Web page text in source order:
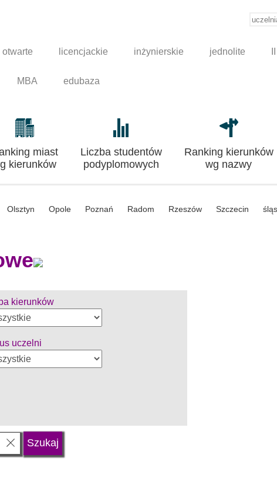
otwarte licencjackie inżynierskie jednolite
MBA edubaza
miast
kierunków
Liczba studentów
podyplomowych
Ranking kierunków
wg nazwy
Olsztyn Opole Poznań Radom Rzeszów Szczecin
kierunków
uczelni